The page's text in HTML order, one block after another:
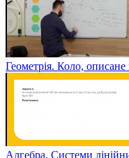
Геометрія. Коло,
Алгебра. Системи